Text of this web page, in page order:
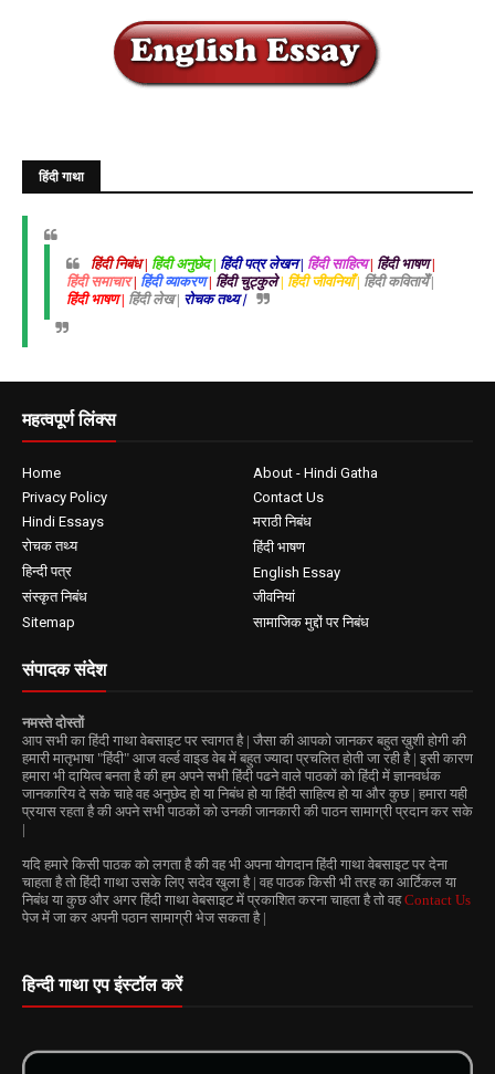
हिंदी गाथा
हिंदी निबंध | हिंदी अनुछेद | हिंदी पत्र लेखन | हिंदी साहित्य| हिंदी भाषण|
हिंदी समाचार| हिंदी व्याकरण| हिंदी चुट्कुले| हिंदी जीवनियाँ | हिंदी कवितायेँ |
हिंदी भाषण | हिंदी लेख | रोचक तथ्य |
महत्वपूर्ण लिंक्स
Home
About - Hindi Gatha
Privacy Policy
Contact Us
Hindi Essays
मराठी निबंध
रोचक तथ्य
हिंदी भाषण
हिन्दी पत्र
English Essay
संस्कृत निबंध
जीवनियां
Sitemap
सामाजिक मुद्दों पर निबंध
संपादक संदेश
नमस्ते दोस्तों
आप सभी का हिंदी गाथा वेबसाइट पर स्वागत है | जैसा की आपको जानकर बहुत ख़ुशी होगी की
हमारी मातृभाषा "हिंदी" आज वर्ल्ड वाइड वेब में बहुत ज्यादा प्रचलित होती जा रही है | इसी कारण
हमारा भी दायित्व बनता है की हम अपने सभी हिंदी पढने वाले पाठकों को हिंदी में ज्ञानवर्धक
जानकारिय दे सके चाहे वह अनुछेद हो या निबंध हो या हिंदी साहित्य हो या और कुछ | हमारा यही
प्रयास रहता है की अपने सभी पाठकों को उनकी जानकारी की पाठन सामाग्री प्रदान कर सके
|
यदि हमारे किसी पाठक को लगता है की वह भी अपना योगदान हिंदी गाथा वेबसाइट पर देना
चाहता है तो हिंदी गाथा उसके लिए सदेव खुला है | वह पाठक किसी भी तरह का आर्टिकल या
निबंध या कुछ और अगर हिंदी गाथा वेबसाइट में प्रकाशित करना चाहता है तो वहContact Us
पेज में जा कर अपनी पठान सामाग्री भेज सकता है |
हिन्दी गाथा एप इंस्टॉल करें